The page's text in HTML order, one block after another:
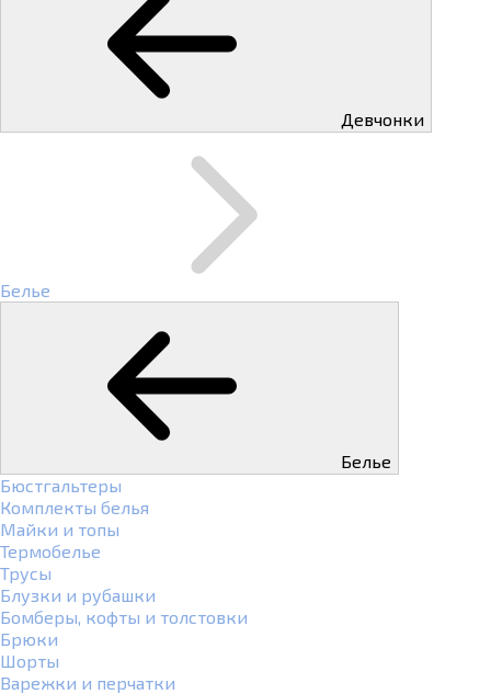
Девчонки
Белье
Белье
Бюстгальтеры
Комплекты белья
Майки и топы
Термобелье
Трусы
Блузки и рубашки
Бомберы, кофты и толстовки
Брюки
Шорты
Варежки и перчатки